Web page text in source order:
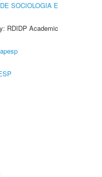
SOCIOLOGIA E
RDIDP Academic